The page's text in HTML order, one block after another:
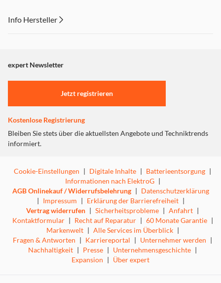
Info Hersteller
"Marketing".
Einstellungen anpassen
expert Newsletter
Jetzt registrieren
Kostenlose Registrierung
Bleiben Sie stets über die aktuellsten Angebote und Techniktrends
informiert.
Cookie-Einstellungen | Digitale Inhalte | Batterieentsorgung |
Informationen nach ElektroG |
AGB Onlinekauf / Widerrufsbelehrung | Datenschutzerklärung
| Impressum | Erklärung der Barrierefreiheit |
Vertrag widerrufen | Sicherheitsprobleme | Anfahrt |
Kontaktformular | Recht auf Reparatur | 60 Monate Garantie |
Markenwelt | Alle Services im Überblick |
Fragen & Antworten | Karriereportal | Unternehmer werden |
Nachhaltigkeit | Presse | Unternehmensgeschichte |
Expansion | Über expert